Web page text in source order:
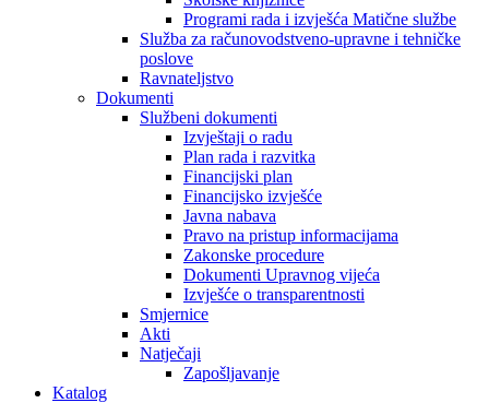
Programi rada i izvješća Matične službe
Služba za računovodstveno-upravne i tehničke
poslove
Ravnateljstvo
Dokumenti
Službeni dokumenti
Izvještaji o radu
Plan rada i razvitka
Financijski plan
Financijsko izvješće
Javna nabava
Pravo na pristup informacijama
Zakonske procedure
Dokumenti Upravnog vijeća
Izvješće o transparentnosti
Smjernice
Akti
Natječaji
Zapošljavanje
Katalog